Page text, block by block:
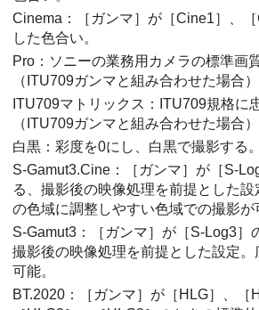
Cinema：
［ガンマ］ が ［Cine1］
した色合い。
Pro：ソニーの業務用カメラの標準画
（ITU709ガンマと組み合わせた場合）
ITU709マトリックス：ITU709規格に
（ITU709ガンマと組み合わせた場合）
白黒：彩度を0にし、白黒で撮影する。
S-Gamut3.Cine ： ［ガンマ］ が ［S-
る、撮影後の映像処理を前提とした
の色域に調整しやすい色域での撮影が
S-Gamut3 ： ［ガンマ］ が ［S-Log3］
撮影後の映像処理を前提とした設定
可能。
BT.2020 ： ［ガンマ］ が ［HLG］ ［